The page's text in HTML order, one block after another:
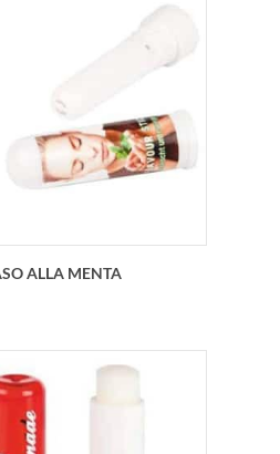
10 fazzolettini
Nelle altre
visualizzare ulteriori
immagini
ALLA MENTA